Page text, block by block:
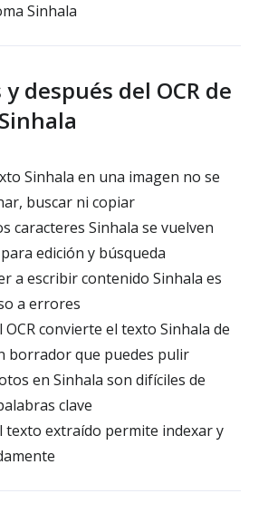
Sinhala
después del OCR de
Sinhala en una imagen no se
buscar ni copiar
caracteres Sinhala se vuelven
edición y búsqueda
a escribir contenido Sinhala es
a errores
OCR convierte el texto Sinhala de
borrador que puedes pulir
en Sinhala son difíciles de
clave
texto extraído permite indexar y